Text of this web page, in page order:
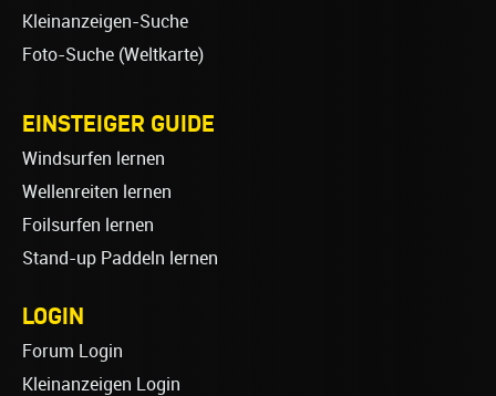
Kleinanzeigen-Suche
Foto-Suche (Weltkarte)
EINSTEIGER GUIDE
Windsurfen lernen
Wellenreiten lernen
Foilsurfen lernen
Stand-up Paddeln lernen
LOGIN
Forum Login
Kleinanzeigen Login